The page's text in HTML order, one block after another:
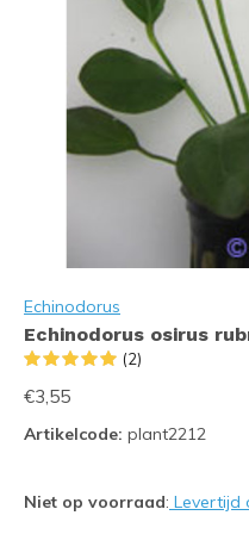
Echinodorus
Echinodorus osirus
(2)
€3,55
Artikelcode: plant2212
Niet op voorraad: Levertijd